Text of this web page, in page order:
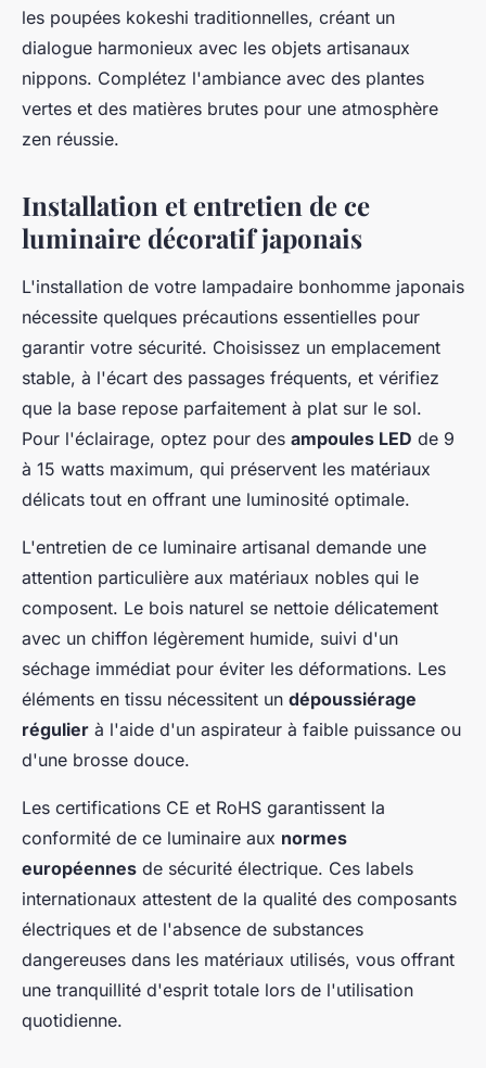
les poupées kokeshi traditionnelles, créant un
dialogue harmonieux avec les objets artisanaux
nippons. Complétez l'ambiance avec des plantes
vertes et des matières brutes pour une atmosphère
zen réussie.
Installation et entretien de ce
luminaire décoratif japonais
L'installation de votre lampadaire bonhomme japonais
nécessite quelques précautions essentielles pour
garantir votre sécurité. Choisissez un emplacement
stable, à l'écart des passages fréquents, et vérifiez
que la base repose parfaitement à plat sur le sol.
Pour l'éclairage, optez pour des ampoules LED de 9
à 15 watts maximum, qui préservent les matériaux
délicats tout en offrant une luminosité optimale.
L'entretien de ce luminaire artisanal demande une
attention particulière aux matériaux nobles qui le
composent. Le bois naturel se nettoie délicatement
avec un chiffon légèrement humide, suivi d'un
séchage immédiat pour éviter les déformations. Les
éléments en tissu nécessitent un dépoussiérage
régulier à l'aide d'un aspirateur à faible puissance ou
d'une brosse douce.
Les certifications CE et RoHS garantissent la
conformité de ce luminaire aux normes
européennes de sécurité électrique. Ces labels
internationaux attestent de la qualité des composants
électriques et de l'absence de substances
dangereuses dans les matériaux utilisés, vous offrant
une tranquillité d'esprit totale lors de l'utilisation
quotidienne.